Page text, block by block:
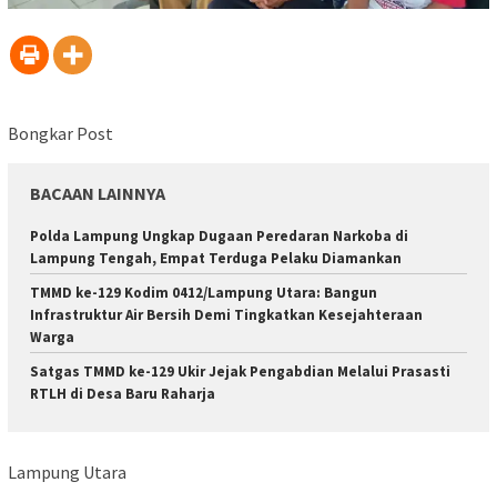
Bongkar Post
BACAAN LAINNYA
Polda Lampung Ungkap Dugaan Peredaran Narkoba di
Lampung Tengah, Empat Terduga Pelaku Diamankan
TMMD ke-129 Kodim 0412/Lampung Utara: Bangun
Infrastruktur Air Bersih Demi Tingkatkan Kesejahteraan
Warga
Satgas TMMD ke-129 Ukir Jejak Pengabdian Melalui Prasasti
RTLH di Desa Baru Raharja
Lampung Utara